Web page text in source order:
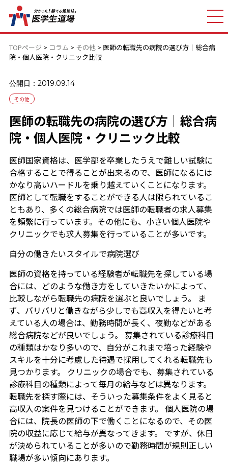
TOPページ > コラム > その他> 医師の転職先の病院の選び方｜総合病
院・個人医院・クリニック比較
公開日：2019.09.14
その他
医師の転職先の病院の選び方｜総合病
院・個人医院・クリニック比較
医師国家資格は、医学部を卒業したうえで難しい試験に
合格することで得ることが出来るので、医師になるには
かなり高いハードルを乗り越えていくことになります。
医師として転職をすることができる人は限られているこ
ともあり、多くの総合病院では医師の転職者の求人募集
を頻繁に行っています。その他にも、小さい個人医院や
クリニックでも求人募集を行っていることが多いです。
自分の働きたいスタイルで病院選び
医師の資格を持っている経験者が転職先を探している場
合には、どのような働き方をしていきたいかによって、
比較しながら転職先の病院を選ぶと良いでしょう。 ま
ず、バリバリと働きながら少しでも高収入を得たいと考
えている人の場合は、勤務時間が長く、夜勤などがある
総合病院などが良いでしょう。 募集されている診療科目
の種類はかなり多いので、自分がこれまで培った経験や
スキルを十分に考慮した待遇で採用してくれる転職先も
見つかります。 クリニックの場合でも、募集されている
診療科目の種類によって毎月の給与などは異なります。
転職先を探す際には、そういった募集条件をよく見ると
高収入の案件を見つけることができます。 個人医院の場
合には、院長の医師の下で働くことになるので、その医
院の収益に応じて給与が異なってきます。 ですが、休日
が決められていることが多いので勤務時間が規則正しい
職場が多い傾向にあります。